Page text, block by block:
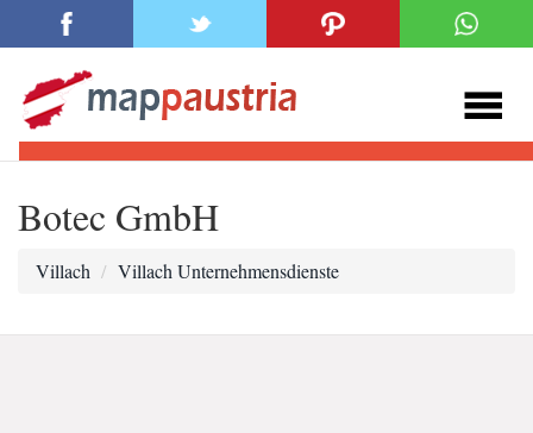
Botec GmbH
Villach Villach Unternehmensdienste